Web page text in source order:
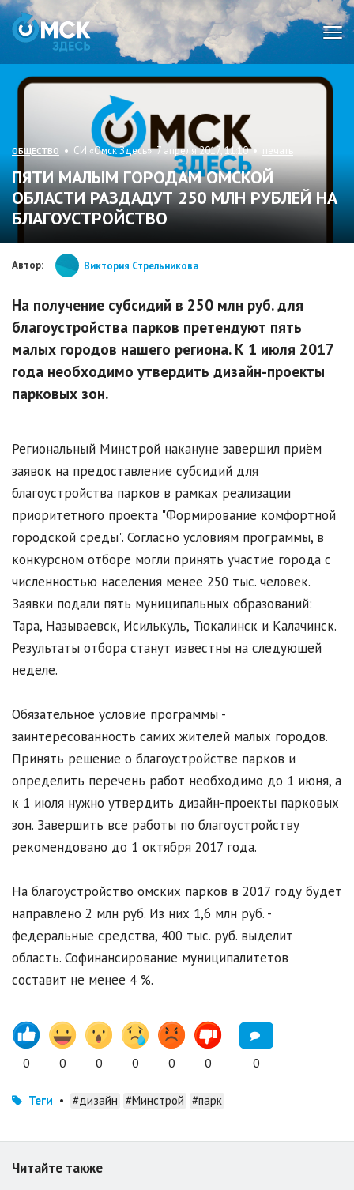
ОБЩЕСТВО • СИ «Омск Здесь» 7 апреля 2017, 11:10 • печать
ПЯТИ МАЛЫМ ГОРОДАМ ОМСКОЙ
ОБЛАСТИ РАЗДАДУТ 250 МЛН РУБЛЕЙ НА
БЛАГОУСТРОЙСТВО
Автор: Виктория Стрельникова
На получение субсидий в 250 млн руб. для
благоустройства парков претендуют пять
малых городов нашего региона. К 1 июля 2017
года необходимо утвердить дизайн-проекты
парковых зон.
Региональный Минстрой накануне завершил приём
заявок на предоставление субсидий для
благоустройства парков в рамках реализации
приоритетного проекта "Формирование комфортной
городской среды". Согласно условиям программы, в
конкурсном отборе могли принять участие города с
численностью населения менее 250 тыс. человек.
Заявки подали пять муниципальных образований:
Тара, Называевск, Исилькуль, Тюкалинск и Калачинск.
Результаты отбора станут известны на следующей
неделе.
Обязательное условие программы -
заинтересованность самих жителей малых городов.
Принять решение о благоустройстве парков и
определить перечень работ необходимо до 1 июня, а
к 1 июля нужно утвердить дизайн-проекты парковых
зон. Завершить все работы по благоустройству
рекомендовано до 1 октября 2017 года.
На благоустройство омских парков в 2017 году будет
направлено 2 млн руб. Из них 1,6 млн руб. -
федеральные средства, 400 тыс. руб. выделит
область. Софинансирование муниципалитетов
составит не менее 4 %.
0 0 0 0 0 0 0
Теги • #дизайн #Минстрой #парк
Читайте также